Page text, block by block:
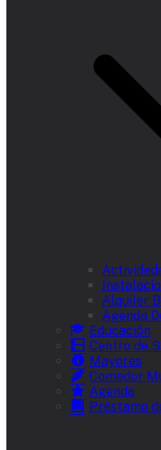
Alquiler
Agenda
Educación
Centro de
Mayores
Comedor
Agenda
Préstamo